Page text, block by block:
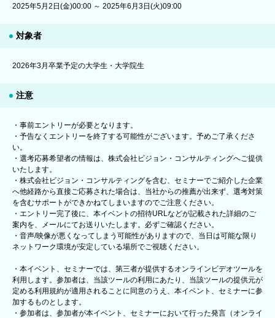
2025年5月2日(金)00:00 ～ 2025年6月3日(火)09:00
対象者
2026年3月卒業予定の大学生・大学院生
注意
・事前エントリーが必要となります。
・予告なくエントリーを終了する可能性がございます。予めご了承くださ
い。
・選考応募希望者の情報は、株式会社ビジョン・コンサルティングへご提供
いたします。
・株式会社ビジョン・コンサルティングを含む、セミナーでご紹介した企業
へ他経路から直接ご応募された場合は、当社からの推薦が出来ず、選考対策
を含むサポートができかねてしまいますのでご注意ください。
・エントリー完了後に、本イベントの招待URLなどが記載された詳細のご
案内を、メールにてお送りいたします。必ずご確認ください。
・音声/映像が悪くなってしまう可能性がありますので、当日は可能な限り
ネットワーク環境が安定している場所でご視聴ください。
・本イベント、セミナーでは、第三者が提供するオンラインビデオツールを
利用します。参加者は、当該ツールの利用にあたり、当該ツールの提供元が
定める利用規約が適用されることに同意のうえ、本イベント、セミナーに参
加するものとします。
・参加者は、参加者が本イベント、セミナーにおいて行った発言（オンライ